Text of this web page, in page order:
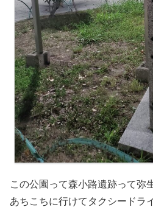
この公園って森小路遺跡って弥
あちこちに行けてタクシードラ